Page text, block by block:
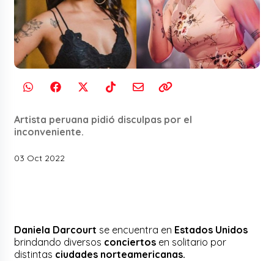
Artista peruana pidió disculpas por el
inconveniente.
03 Oct 2022
Daniela Darcourt se encuentra en Estados Unidos
brindando diversos conciertos en solitario por
distintas ciudades norteamericanas.